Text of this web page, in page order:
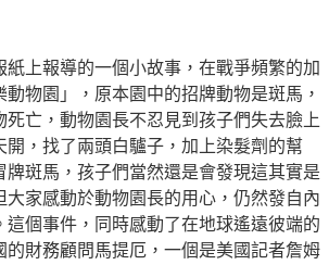
紙上報導的一個小故事，在戰爭頻繁的加
物園」，原本園中的招牌動物是斑馬，
死亡，動物園長不忍見到孩子們失去臉上
開，找了兩頭白驢子，加上染髮劑的幫
牌斑馬，孩子們當然還是會發現這其實是
大家感動於動物園長的用心，仍然發自內
這個事件，同時感動了在地球遙遠彼端的
的財務顧問馬提厄，一個是美國記者詹姆